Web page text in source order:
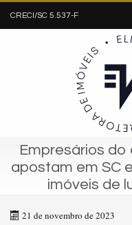
CRECI/SC 5.537-F
Empresários
apostam em SC
imóveis de
21 de novembro de 2023